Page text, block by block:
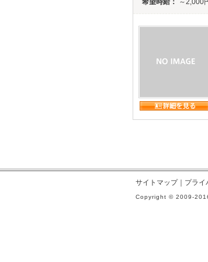
希望時給： ～2,000
サイトマップ｜ プライ
Copyright © 2009-